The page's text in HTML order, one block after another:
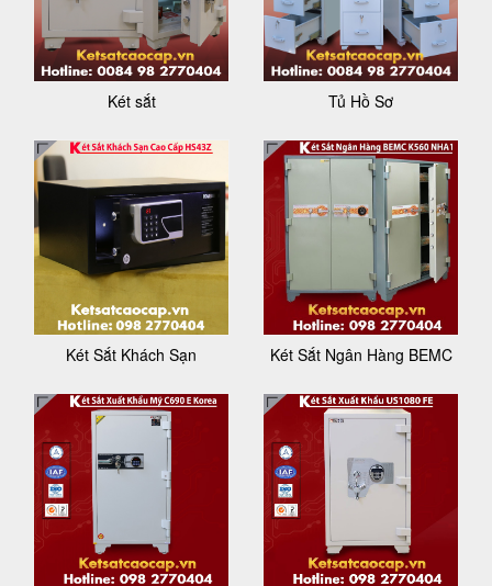
Két sắt Tủ Hồ Sơ
Két Sắt Khách Sạn Két Sắt Ngân Hàng BEMC